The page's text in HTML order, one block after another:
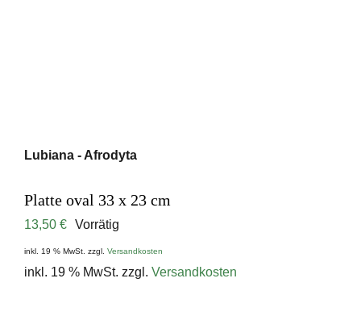
Lubiana - Afrodyta
Platte oval 33 x 23 cm
13,50 € Vorrätig
inkl. 19 % MwSt. zzgl. Versandkosten
inkl. 19 % MwSt. zzgl. Versandkosten